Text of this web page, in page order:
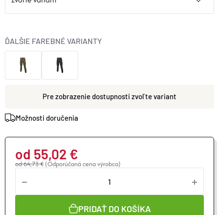
zvoľte variant
ĎALŠIE FAREBNÉ VARIANTY
Možnosti doručenia
od 64,73 € (Odporúčaná cena výrobca)
od 55,02 €
Jednotková
PRIDAŤ DO KOŠÍKA